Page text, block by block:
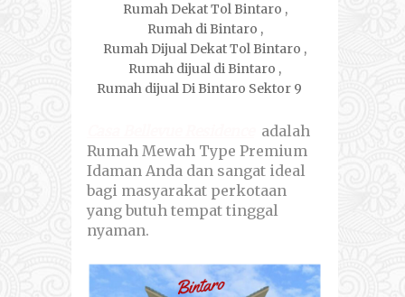
Rumah Dekat Tol Bintaro ,
Rumah di Bintaro ,
Rumah Dijual Dekat Tol Bintaro ,
Rumah dijual di Bintaro ,
Rumah dijual Di Bintaro Sektor 9
adalah
Rumah Mewah Type Premium
Idaman Anda dan sangat ideal
bagi masyarakat perkotaan
yang butuh tempat tinggal
nyaman.